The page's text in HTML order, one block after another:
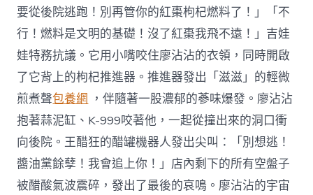
要從後院逃跑！別再管你的紅棗枸杞燃料了！」「不
行！燃料是文明的基礎！沒了紅棗我飛不遠！」吉娃
娃特務抗議。它用小嘴咬住廖沾沾的衣領，同時開啟
了它背上的枸杞推進器。推進器發出「滋滋」的輕微
煎煮聲包養網 ，伴隨著一股濃郁的蔘味爆發。廖沾沾
抱著蒜泥缸、K-999咬著他，一起從撞出來的洞口衝
向後院。王醋狂的醋罐機器人發出尖叫：「別想逃！
醬油黨餘孽！我會追上你！」店內剩下的所有空盤子
被醋酸氣波震碎，發出了最後的哀鳴。廖沾沾的宇宙